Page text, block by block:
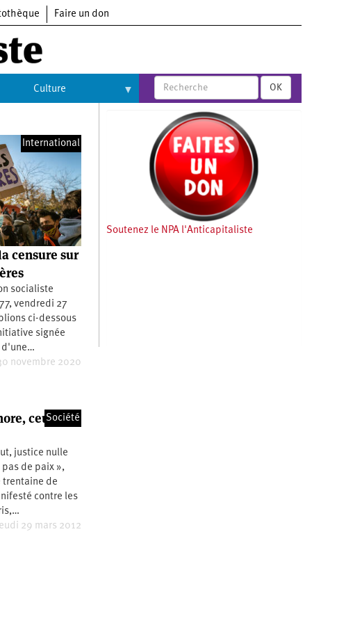
Faire un don
Culture OK
International
censure sur
socialiste
vendredi 27
ci-dessous
signée
d'une…
novembre 2020
Société
ceux
justice nulle
pas de paix »,
trentaine de
contre les
Jeudi 29 mars 2012
Soutenez le NPA l'Anticapitaliste